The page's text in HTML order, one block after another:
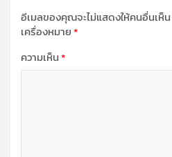
อีเมลของคุณจะไม่แสดงให้คนอื่นเห็น
เครื่องหมาย*
ความเห็น*